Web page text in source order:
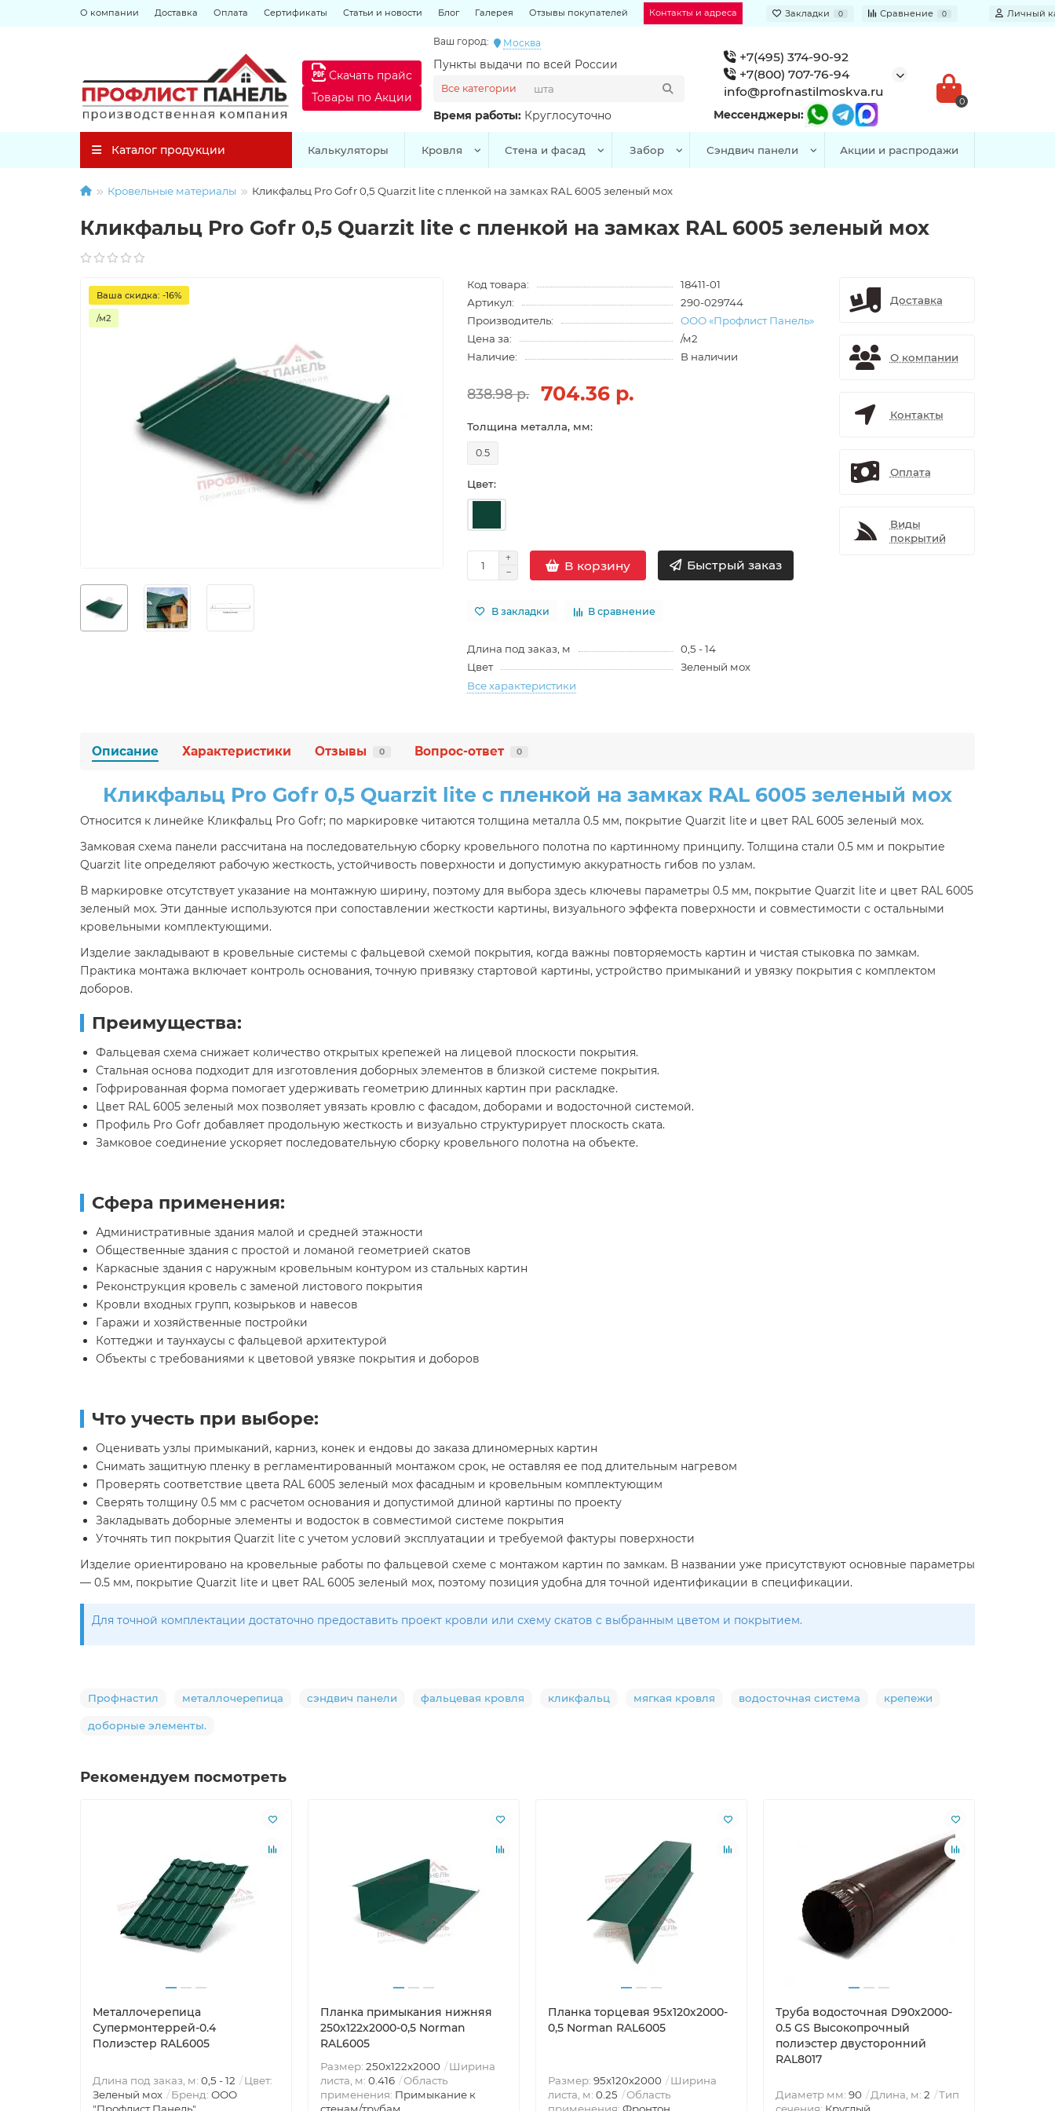
О компании Доставка Оплата Сертификаты Статьи и новости Блог Галерея Отзывы покупателей Контакты и адреса Закладки 0 Сравнение 0 Личный
Ваш город: Москва
Пункты выдачи по всей России
Время работы: Круглосуточно
Все категории
Скачать прайс
Товары по Акции
+7(495) 374-90-92
+7(800) 707-76-94
info@profnastilmoskva.ru
Мессенджеры:
0
Каталог продукции Калькуляторы Кровля Стена и фасад Забор Сэндвич панели Акции и распродажи
Кровельные материалы Кликфальц Pro Gofr 0,5 Quarzit lite с пленкой на замках RAL 6005 зеленый мох
Кликфальц Pro Gofr 0,5 Quarzit lite с пленкой на замках RAL 6005 зеленый мох
Ваша скидка: -16%
/м2
Код товара:
18411-01
Артикул:
290-029744
Производитель:
ООО «Профлист Панель»
Цена за:
/м2
Наличие:
В наличии
838.98 р. 704.36 р.
Толщина металла, мм:
0.5
Цвет:
В корзину Быстрый заказ
В закладки В сравнение
Длина под заказ, м
0,5 - 14
Цвет
Зеленый мох
Все характеристики
Доставка
О компании
Контакты
Оплата
Виды
покрытий
Описание Характеристики Отзывы 0 Вопрос-ответ 0
Кликфальц Pro Gofr 0,5 Quarzit lite с пленкой на замках RAL 6005 зеленый мох
Относится к линейке Кликфальц Pro Gofr; по маркировке читаются толщина металла 0.5 мм, покрытие Quarzit lite и цвет RAL 6005 зеленый мох.
Замковая схема панели рассчитана на последовательную сборку кровельного полотна по картинному принципу. Толщина стали 0.5 мм и покрытие
Quarzit lite определяют рабочую жесткость, устойчивость поверхности и допустимую аккуратность гибов по узлам.
В маркировке отсутствует указание на монтажную ширину, поэтому для выбора здесь ключевы параметры 0.5 мм, покрытие Quarzit lite и цвет RAL 6005
зеленый мох. Эти данные используются при сопоставлении жесткости картины, визуального эффекта поверхности и совместимости с остальными
кровельными комплектующими.
Изделие закладывают в кровельные системы с фальцевой схемой покрытия, когда важны повторяемость картин и чистая стыковка по замкам.
Практика монтажа включает контроль основания, точную привязку стартовой картины, устройство примыканий и увязку покрытия с комплектом
доборов.
Преимущества:
Фальцевая схема снижает количество открытых крепежей на лицевой плоскости покрытия.
Стальная основа подходит для изготовления доборных элементов в близкой системе покрытия.
Гофрированная форма помогает удерживать геометрию длинных картин при раскладке.
Цвет RAL 6005 зеленый мох позволяет увязать кровлю с фасадом, доборами и водосточной системой.
Профиль Pro Gofr добавляет продольную жесткость и визуально структурирует плоскость ската.
Замковое соединение ускоряет последовательную сборку кровельного полотна на объекте.
Сфера применения:
Административные здания малой и средней этажности
Общественные здания с простой и ломаной геометрией скатов
Каркасные здания с наружным кровельным контуром из стальных картин
Реконструкция кровель с заменой листового покрытия
Кровли входных групп, козырьков и навесов
Гаражи и хозяйственные постройки
Коттеджи и таунхаусы с фальцевой архитектурой
Объекты с требованиями к цветовой увязке покрытия и доборов
Что учесть при выборе:
Оценивать узлы примыканий, карниз, конек и ендовы до заказа длиномерных картин
Снимать защитную пленку в регламентированный монтажом срок, не оставляя ее под длительным нагревом
Проверять соответствие цвета RAL 6005 зеленый мох фасадным и кровельным комплектующим
Сверять толщину 0.5 мм с расчетом основания и допустимой длиной картины по проекту
Закладывать доборные элементы и водосток в совместимой системе покрытия
Уточнять тип покрытия Quarzit lite с учетом условий эксплуатации и требуемой фактуры поверхности
Изделие ориентировано на кровельные работы по фальцевой схеме с монтажом картин по замкам. В названии уже присутствуют основные параметры
— 0.5 мм, покрытие Quarzit lite и цвет RAL 6005 зеленый мох, поэтому позиция удобна для точной идентификации в спецификации.
Для точной комплектации достаточно предоставить проект кровли или схему скатов с выбранным цветом и покрытием.
Профнастил металлочерепица сэндвич панели фальцевая кровля кликфальц мягкая кровля водосточная система крепежи
доборные элементы.
Рекомендуем посмотреть
Металлочерепица
Супермонтеррей-0.4
Полиэстер RAL6005
Длина под заказ, м: 0,5 - 12
Цвет:
Зеленый мох
Бренд: ООО
Планка примыкания нижняя
250х122х2000-0,5 Norman
RAL6005
Размер: 250х122х2000
Ширина
листа, м: 0.416
Область
применения: Примыкание к
Планка торцевая 95х120х2000-
0,5 Norman RAL6005
Размер: 95х120х2000
Ширина
листа, м: 0.25
Область
Труба водосточная D90х2000-
0.5 GS Высокопрочный
полиэстер двусторонний
RAL8017
Диаметр мм: 90 Длина, м: 2
Тип